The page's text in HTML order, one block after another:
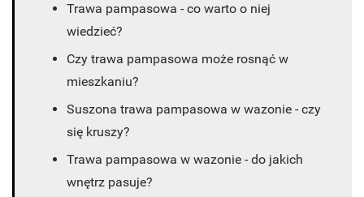
Trawa pampasowa - co warto o niej
wiedzieć?
Czy trawa pampasowa może rosnąć w
mieszkaniu?
Suszona trawa pampasowa w wazonie - czy
się kruszy?
Trawa pampasowa w wazonie - do jakich
wnętrz pasuje?